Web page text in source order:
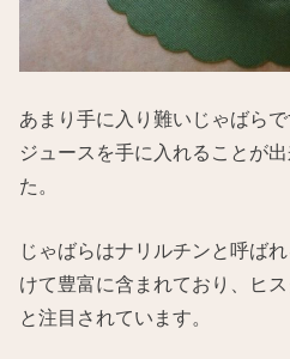
あまり手に入り難いじゃばら
ジュースを手に入れることが
た。
じゃばらはナリルチンと呼ば
けて豊富に含まれており、ヒ
と注目されています。